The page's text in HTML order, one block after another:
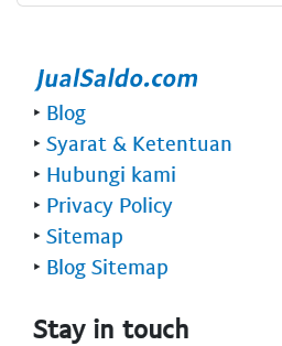
‣ Blog
‣ Syarat & Ketentuan
‣ Hubungi kami
‣ Privacy Policy
‣ Sitemap
‣ Blog Sitemap
Stay in touch